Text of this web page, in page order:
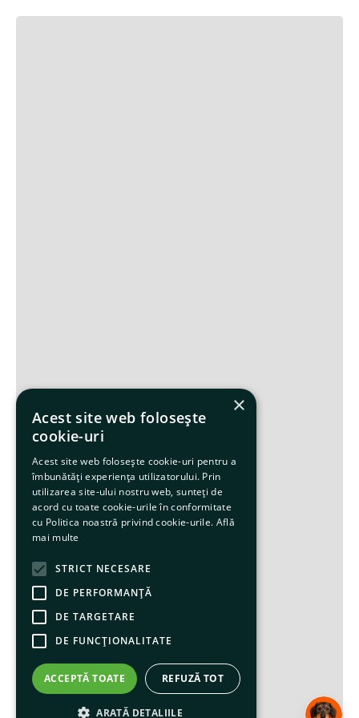
×
Acest site web folosește
cookie-uri
Acest site web folosește cookie-uri pentru a
îmbunătăți experiența utilizatorului. Prin
utilizarea site-ului nostru web, sunteți de
acord cu toate cookie-urile în conformitate
cu Politica noastră privind cookie-urile. Află
mai multe
STRICT NECESARE
DE PERFORMANȚĂ
DE TARGETARE
DE FUNCŢIONALITATE
ACCEPTĂ TOATE REFUZĂ TOT
ARATĂ DETALIILE